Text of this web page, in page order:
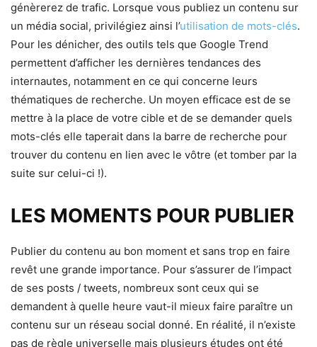
génèrerez de trafic. Lorsque vous publiez un contenu sur
un média social, privilégiez ainsi l’utilisation de mots-clés.
Pour les dénicher, des outils tels que Google Trend
permettent d’afficher les dernières tendances des
internautes, notamment en ce qui concerne leurs
thématiques de recherche. Un moyen efficace est de se
mettre à la place de votre cible et de se demander quels
mots-clés elle taperait dans la barre de recherche pour
trouver du contenu en lien avec le vôtre (et tomber par la
suite sur celui-ci !).
LES MOMENTS POUR PUBLIER
Publier du contenu au bon moment et sans trop en faire
revêt une grande importance. Pour s’assurer de l’impact
de ses posts / tweets, nombreux sont ceux qui se
demandent à quelle heure vaut-il mieux faire paraître un
contenu sur un réseau social donné. En réalité, il n’existe
pas de règle universelle mais plusieurs études ont été